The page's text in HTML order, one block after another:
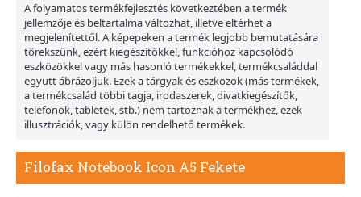
A folyamatos termékfejlesztés következtében a termék
jellemzője és beltartalma változhat, illetve eltérhet a
megjelenítettől. A képepeken a termék legjobb bemutatására
törekszünk, ezért kiegészítőkkel, funkcióhoz kapcsolódó
eszközökkel vagy más hasonló termékekkel, termékcsaláddal
együtt ábrázoljuk. Ezek a tárgyak és eszközök (más termékek,
a termékcsalád többi tagja, irodaszerek, divatkiegészítők,
telefonok, tabletek, stb.) nem tartoznak a termékhez, ezek
illusztrációk, vagy külön rendelhető termékek.
Filofax Notebook Icon A5 Fekete